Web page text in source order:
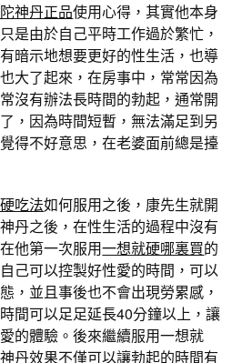
神丹正品使用心得，其實他本身
是由於自己平時工作過於繁忙，
暗示地想要更好的性生活，也導
大了起來，在房事中，常常因為
沒有辦法長時間的勃起，通常開
，因為時間短暫，無法滿足到另
得不好意思，在老婆面前總是擡
吃法如何服用之後，康先生就開
丹之後，在性生活的過程中沒有
他第一次服用一想就硬哪裏買的
己可以控製好性愛的時間，可以
，並且事後也不會出現勞累感，
間可以足足延長40分鐘以上，讓
的體驗。後來繼續服用一想就
丹效果不僅可以讓勃起的時間有